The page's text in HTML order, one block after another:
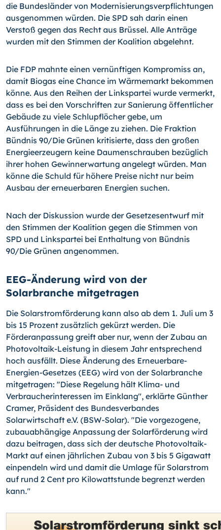
die Bundesländer von Modernisierungsverpflichtungen
ausgenommen würden. Die SPD sah darin einen
Verstoß gegen das Recht aus Brüssel. Alle Anträge
wurden mit den Stimmen der Koalition abgelehnt.
Die FDP mahnte einen vernünftigen Kompromiss an,
damit Biogas eine Chance im Wärmemarkt bekommen
könne. Aus den Reihen der Linkspartei wurde vermerkt,
dass es bei den Vorschriften zur Sanierung öffentlicher
Gebäude zu viele Schlupflöcher gebe, um
Ausführungen in die Länge zu ziehen. Die Fraktion
Bündnis 90/Die Grünen kritisierte, dass den großen
Energieerzeugern keine Daumenschrauben bezüglich
ihrer hohen Gewinnerwartung angelegt würden. Man
könne die Schuld für höhere Preise nicht nur beim
Ausbau der erneuerbaren Energien suchen.
Nach der Diskussion wurde der Gesetzesentwurf mit
den Stimmen der Koalition gegen die Stimmen von
SPD und Linkspartei bei Enthaltung von Bündnis
90/Die Grünen angenommen.
EEG-Änderung wird von der
Solarbranche mitgetragen
Die Solarstromförderung kann also ab dem 1. Juli um 3
bis 15 Prozent zusätzlich gekürzt werden. Die
Förderanpassung greift aber nur, wenn der Zubau an
Photovoltaik-Leistung in diesem Jahr entsprechend
hoch ausfällt. Diese Änderung des Erneuerbare-
Energien-Gesetzes (EEG) wird von der Solarbranche
mitgetragen: "Diese Regelung hält Klima- und
Verbraucherinteressen im Einklang", erklärte Günther
Cramer, Präsident des Bundesverbandes
Solarwirtschaft e.V. (BSW-Solar). "Die vorgezogene,
zubauabhängige Anpassung der Solarförderung wird
dazu beitragen, dass sich der deutsche Photovoltaik-
Markt auf einen jährlichen Zubau von 3 bis 5 Gigawatt
einpendeln wird und damit die Umlage für Solarstrom
auf rund 2 Cent pro Kilowattstunde begrenzt werden
kann."